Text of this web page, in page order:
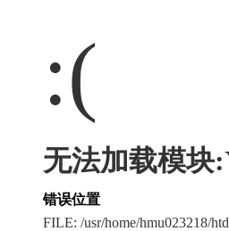
:(
无法加载模块
错误位置
FILE: /usr/home/hmu023218/